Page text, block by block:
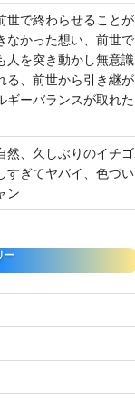
世で終わらせることが
なかった想い、前世で
人を突き動かし無意識
る、前世から引き継が
ギーバランスが取れた
、久しぶりのイチゴ
すぎてヤバイ、色づい
ン
ー